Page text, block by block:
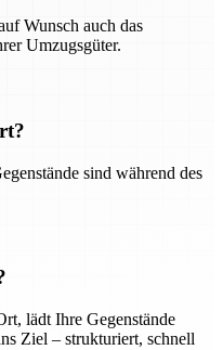
Wunsch auch das
Umzugsgüter.
sind während des
lädt Ihre Gegenstände
Ziel – strukturiert, schnell